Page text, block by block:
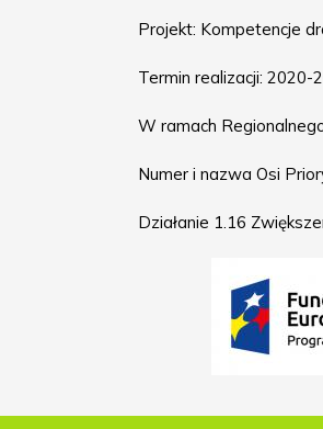
Projekt: Kompetencje
Termin realizacji: 2020-
W ramach
Numer i nazwa Osi
Działanie 1.16